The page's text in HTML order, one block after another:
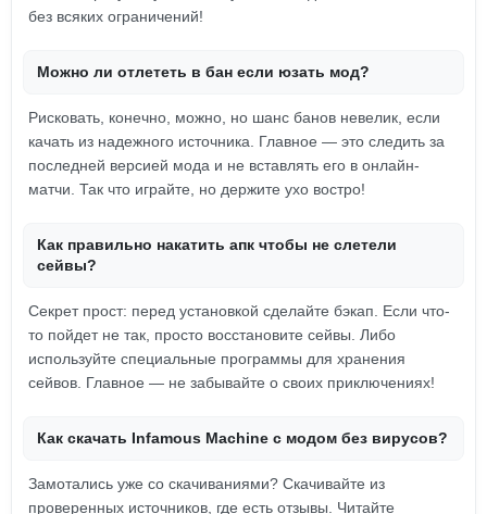
без всяких ограничений!
Можно ли отлететь в бан если юзать мод?
Рисковать, конечно, можно, но шанс банов невелик, если
качать из надежного источника. Главное — это следить за
последней версией мода и не вставлять его в онлайн-
матчи. Так что играйте, но держите ухо востро!
Как правильно накатить апк чтобы не слетели
сейвы?
Секрет прост: перед установкой сделайте бэкап. Если что-
то пойдет не так, просто восстановите сейвы. Либо
используйте специальные программы для хранения
сейвов. Главное — не забывайте о своих приключениях!
Как скачать Infamous Machine с модом без вирусов?
Замотались уже со скачиваниями? Скачивайте из
проверенных источников, где есть отзывы. Читайте